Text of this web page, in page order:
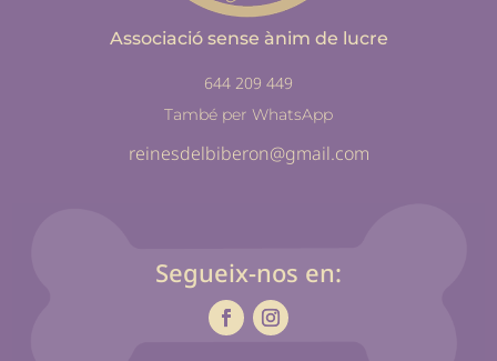
Associació sense ànim de lucre
644 209 449
També per WhatsApp
reinesdelbiberon@gmail.com
Segueix-nos en: